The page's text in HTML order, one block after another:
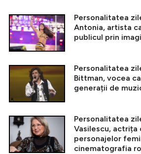
Personalitatea
Antonia, artista
publicul prin
Personalitatea
Bittman, vocea
generații de
Personalitatea
Vasilescu,
personajelor
cinematografia